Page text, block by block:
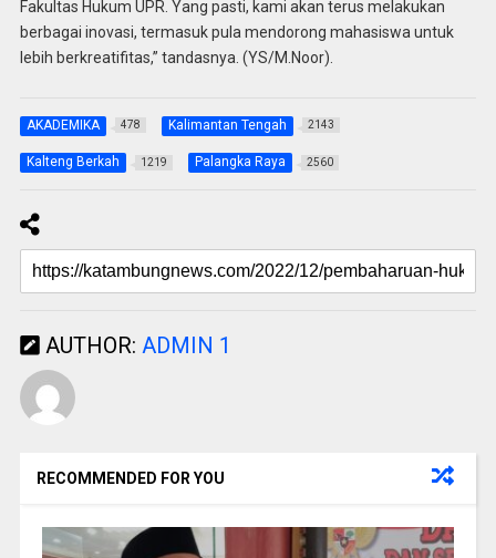
Fakultas Hukum UPR. Yang pasti, kami akan terus melakukan
berbagai inovasi, termasuk pula mendorong mahasiswa untuk
lebih berkreatifitas,” tandasnya. (YS/M.Noor).
AKADEMIKA 478 Kalimantan Tengah 2143
Kalteng Berkah 1219 Palangka Raya 2560
AUTHOR: ADMIN 1
RECOMMENDED FOR YOU